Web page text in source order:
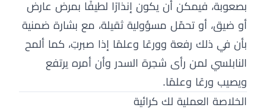
بصعوبة، فيمكن أن يكون إنذارًا لطيفًا بمرض عارض
أو ضيق، أو تحمّل مسؤولية ثقيلة، مع بشارة ضمنية
بأن في ذلك رفعة وورعًا وعلمًا إذا صبرتِ، كما ألمح
النابلسي لمن رأى شجرة السدر وأن أمره يرتفع
ويصيب ورعًا وعلمًا.
الخلاصة العملية لك كرائية